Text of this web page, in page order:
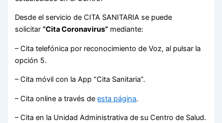
Desde el servicio de CITA SANITARIA se puede
solicitar“Cita Coronavirus” mediante:
– Cita telefónica por reconocimiento de Voz, al pulsar la
opción 5.
– Cita móvil con la App “Cita Sanitaria”.
– Cita online a través deesta página.
– Cita en la Unidad Administrativa de su Centro de Salud.